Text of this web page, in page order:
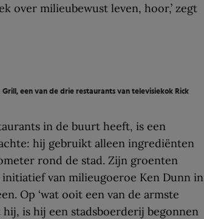
over milieubewust leven, hoor,’ zegt
een van de drie restaurants van televisiekok Rick
in de buurt heeft, is een
hij gebruikt alleen ingrediënten
rond de stad. Zijn groenten
van milieugoeroe Ken Dunn in
Op ‘wat ooit een van de armste
hij, is hij een stadsboerderij begonnen